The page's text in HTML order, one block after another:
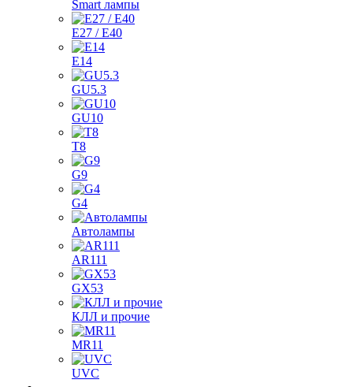
Smart лампы
E27 / E40
E14
GU5.3
GU10
T8
G9
G4
Автолампы
AR111
GX53
КЛЛ и прочие
MR11
UVC